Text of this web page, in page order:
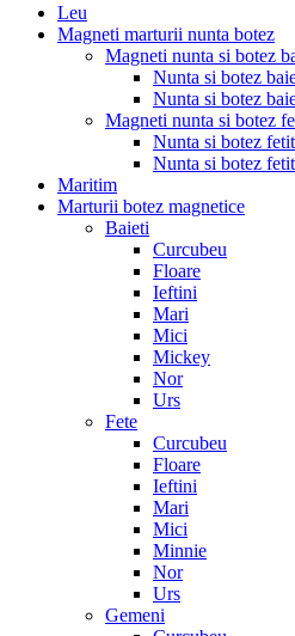
Leu
Magneti marturii nunta botez
Magneti nunta si botez
Nunta si botez
Nunta si botez
Magneti nunta si botez
Nunta si botez
Nunta si botez
Maritim
Marturii botez magnetice
Baieti
Curcubeu
Floare
Ieftini
Mari
Mici
Mickey
Nor
Urs
Fete
Curcubeu
Floare
Ieftini
Mari
Mici
Minnie
Nor
Urs
Gemeni